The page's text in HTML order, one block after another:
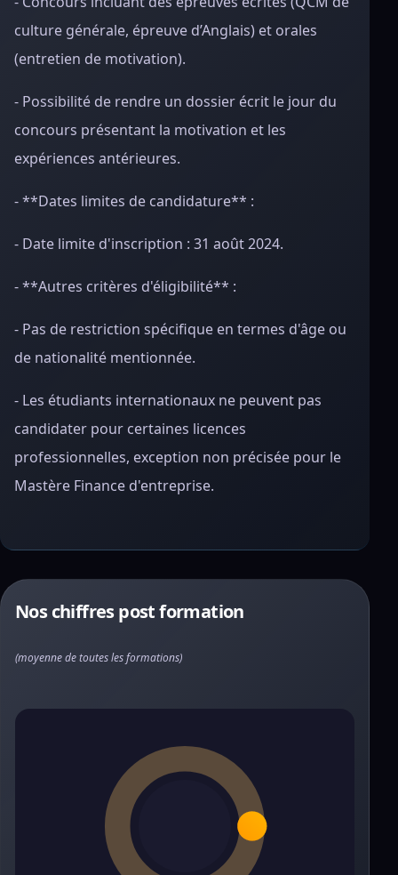
culture générale, épreuve d’Anglais) et orales
(entretien de motivation).
- Possibilité de rendre un dossier écrit le jour du
concours présentant la motivation et les
expériences antérieures.
- **Dates limites de candidature** :
- Date limite d'inscription : 31 août 2024.
- **Autres critères d'éligibilité** :
- Pas de restriction spécifique en termes d'âge ou
de nationalité mentionnée.
- Les étudiants internationaux ne peuvent pas
candidater pour certaines licences
professionnelles, exception non précisée pour le
Mastère Finance d'entreprise.
Nos chiffres post formation
(moyenne de toutes les formations)